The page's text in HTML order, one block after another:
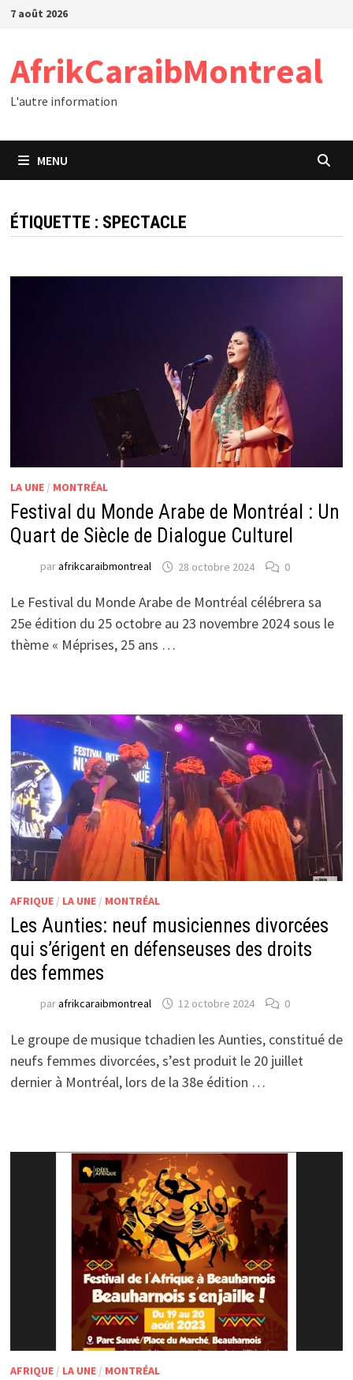
Passer
7 août 2026
AfrikCaraibMontreal
L'autre information
MENU
ÉTIQUETTE : SPECTACLE
LA UNE/ MONTRÉAL
Festival du Monde Arabe de Montréal : Un
Quart de Siècle de Dialogue Culturel
parafrikcaraibmontreal 28 octobre 2024 0
Le Festival du Monde Arabe de Montréal célébrera sa
25e édition du 25 octobre au 23 novembre 2024 sous le
thème « Méprises, 25 ans …
AFRIQUE/ LA UNE/ MONTRÉAL
Les Aunties: neuf musiciennes divorcées
qui s’érigent en défenseuses des droits
des femmes
parafrikcaraibmontreal 12 octobre 2024 0
Le groupe de musique tchadien les Aunties, constitué de
neufs femmes divorcées, s’est produit le 20 juillet
dernier à Montréal, lors de la 38e édition …
AFRIQUE/ LA UNE/ MONTRÉAL